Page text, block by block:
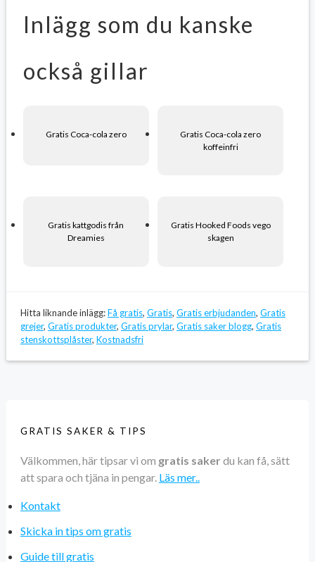
Inlägg som du kanske
också gillar
Gratis Coca-cola zero
Gratis Coca-cola zero
koffeinfri
Gratis kattgodis från
Dreamies
Gratis Hooked Foods vego
skagen
Hitta liknande inlägg:Få gratis, Gratis, Gratis erbjudanden, Gratis
grejer, Gratis produkter, Gratis prylar, Gratis saker blogg, Gratis
stenskottsplåster, Kostnadsfri
GRATIS SAKER & TIPS
Välkommen, här tipsar vi om gratis saker du kan få, sätt
att spara och tjäna in pengar. Läs mer..
Kontakt
Skicka in tips om gratis
Guide till gratis